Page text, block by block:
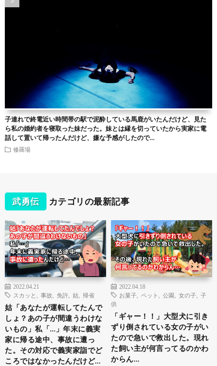
子連れで終電近い時間帯の駅で泥酔している馬鹿がいたんだけど、見た
ら私の婚約者を寝取った妹だった。妹とは縁を切っていたから実家に電
話して置いて帰ったんだけど、嫌な予感がしたので…
修羅場
武勇伝 カテゴリの最新記事
2022.04.21
スカッと
事故 免許 姑 帰省
姑「あなたが運転してたんで
しょ？あの子が間違うわけな
いもの」私「…」年末に義実
家に帰る途中、事故に遭っ
た。その対応で義実家詣でど
ころではなかったんだけど…
2022.04.18
お菓子
ペット 公園 女の子
子
供
「ギャー！！」大型犬に引き
ずり倒されている女の子がい
たので急いで救出した。現れ
た飼い主が何言ってるのかわ
からん…